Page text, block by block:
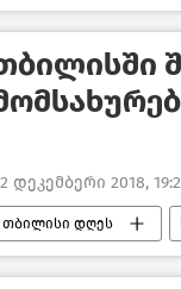
მკვლელობა ხორავას
დეკემბერი 2018,
თბილისი დღეს